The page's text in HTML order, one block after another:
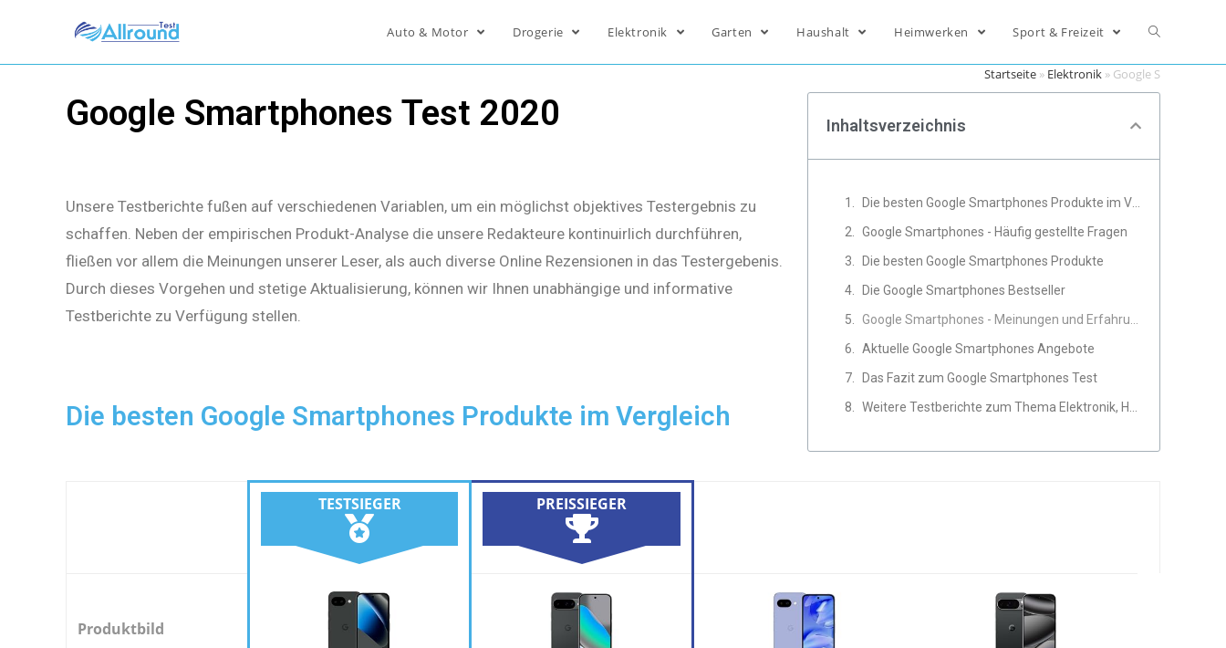
Auto & Motor Drogerie Elektronik Garten Haushalt Heimwerken Sport & Freizeit
Google Smartphones Test 2020
Unsere Testberichte fußen auf verschiedenen Variablen, um ein möglichst objektives Testergebnis zu
schaffen. Neben der empirischen Produkt-Analyse die unsere Redakteure kontinuirlich durchführen,
fließen vor allem die Meinungen unserer Leser, als auch diverse Online Rezensionen in das Testergebenis.
Durch dieses Vorgehen und stetige Aktualisierung, können wir Ihnen unabhängige und informative
Testberichte zu Verfügung stellen.
Die besten Google Smartphones Produkte im Vergleich
Startseite» Elektronik» Google
Inhaltsverzeichnis
Google Smartphones - Häufig gestellte Fragen
Die besten Google Smartphones Produkte
Die Google Smartphones Bestseller
Aktuelle Google Smartphones Angebote
Das Fazit zum Google Smartphones Test
TESTSIEGER PREISSIEGER
Produktbild